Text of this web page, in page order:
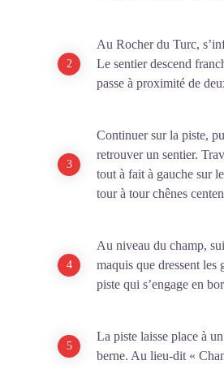
Au Rocher du Turc,
Le sentier descend
passe à proximité de
Continuer sur la piste,
retrouver un sentier.
tout à fait à gauche sur
tour à tour chênes
Au niveau du champ,
maquis que dressent les
piste qui s’engage en
La piste laisse place à
berne. Au lieu-dit «